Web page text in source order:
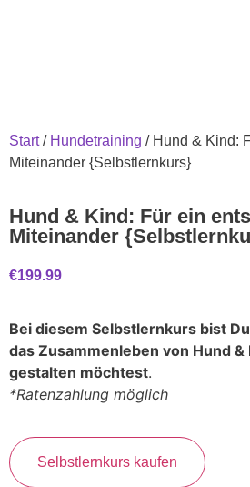
Start/ Hundetraining / Hund & Kind:
Miteinander {Selbstlernkurs}
Hund & Kind: Für ein
Miteinander
€199.99
Bei diesem Selbstlernkurs bist
das Zusammenleben von Hund
gestalten möchtest.
*Ratenzahlung möglich
Selbstlernkurs kaufen